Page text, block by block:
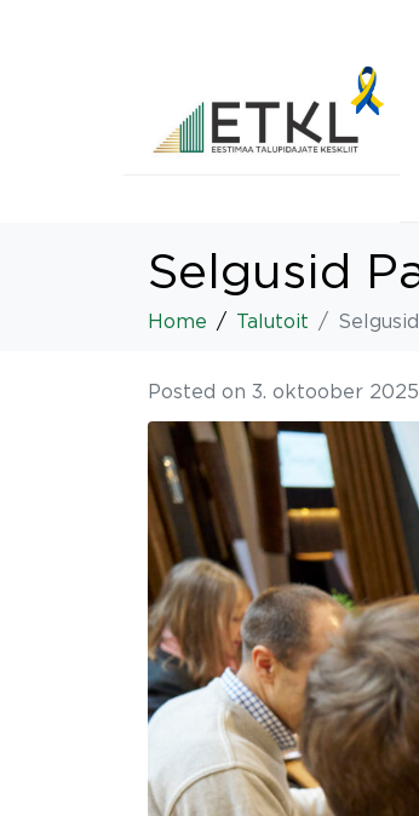
Selgusid
Home Talutoit
Posted on 3. oktoober 2025